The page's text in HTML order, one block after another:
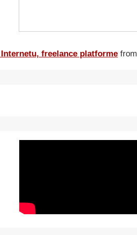
Internetu, freelance platforme from